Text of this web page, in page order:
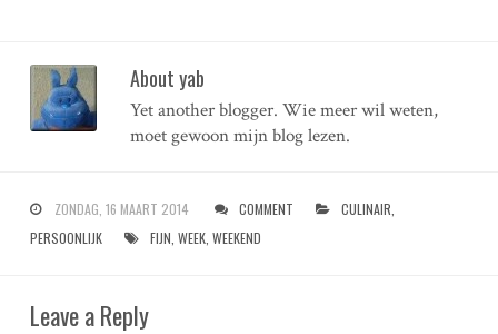
About yab
Yet another blogger. Wie meer wil weten,
moet gewoon mijn blog lezen.
ZONDAG, 16 MAART 2014 COMMENT CULINAIR
PERSOONLIJK
FIJN WEEK, WEEKEND
Leave a Reply